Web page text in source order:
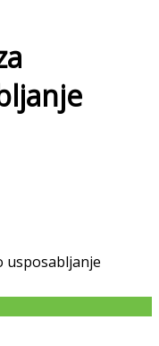
usposabljanje